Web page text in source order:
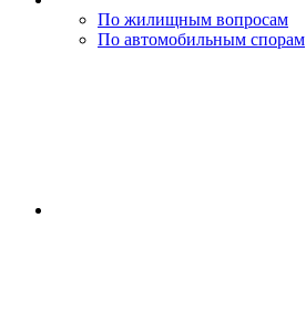
По жилищным вопросам
По автомобильным спорам